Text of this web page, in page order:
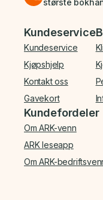
største
Bunnmeny
Kundeservice
Kundeservice
Kjøpshjelp
Kontakt oss
Gavekort
Kundefordeler
Om ARK-venn
ARK leseapp
Om ARK-